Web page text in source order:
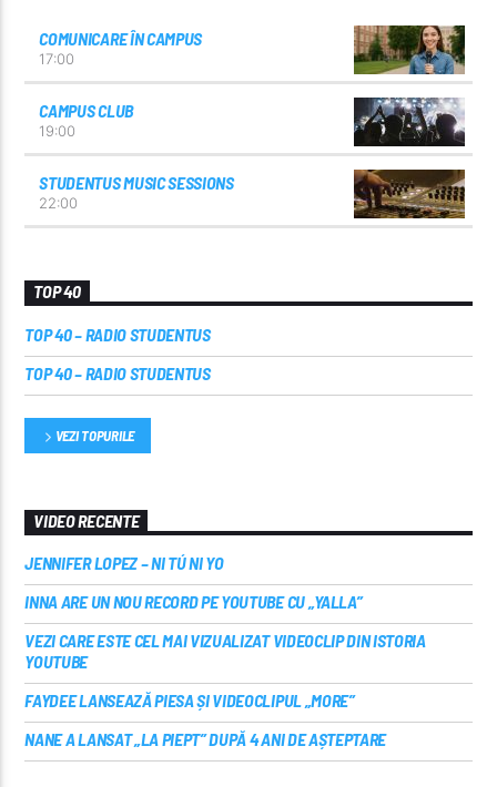
COMUNICARE ÎN CAMPUS
17:00
CAMPUS CLUB
19:00
STUDENTUS MUSIC SESSIONS
22:00
TOP 40
TOP 40 – RADIO STUDENTUS
TOP 40 – RADIO STUDENTUS
VEZI TOPURILE
VIDEO RECENTE
JENNIFER LOPEZ – NI TÚ NI YO
INNA ARE UN NOU RECORD PE YOUTUBE CU „YALLA”
VEZI CARE ESTE CEL MAI VIZUALIZAT VIDEOCLIP DIN ISTORIA
YOUTUBE
FAYDEE LANSEAZĂ PIESA ȘI VIDEOCLIPUL „MORE”
NANE A LANSAT „LA PIEPT” DUPĂ 4 ANI DE AȘTEPTARE